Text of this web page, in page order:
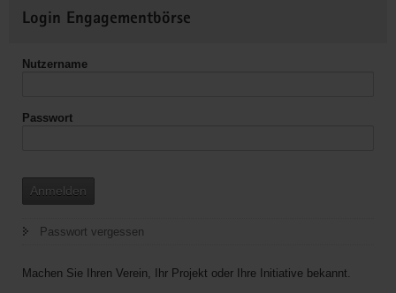
Informationen
Login Engagementbörse
Nutzername
Passwort
Anmelden
Passwort vergessen
Machen Sie Ihren Verein, Ihr Projekt oder Ihre Initiative bekannt.